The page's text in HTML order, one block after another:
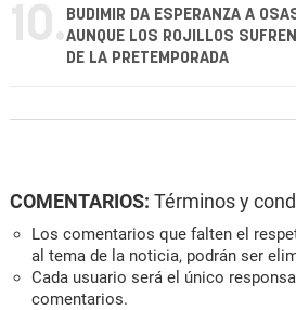
10. BUDIMIR DA ESPERANZA A
AUNQUE LOS ROJILLOS
DE LA PRETEMPORADA
COMENTARIOS: Términos y
Los comentarios que falten el
al tema de la noticia, podrán ser
Cada usuario será el único
comentarios.